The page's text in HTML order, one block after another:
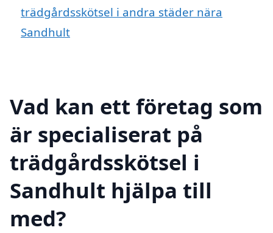
trädgårdsskötsel i andra städer nära
Sandhult
Vad kan ett företag som
är specialiserat på
trädgårdsskötsel i
Sandhult hjälpa till
med?